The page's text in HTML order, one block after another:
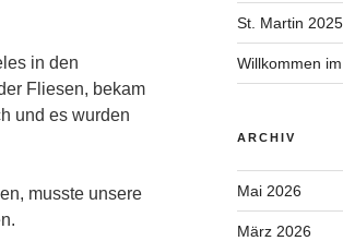
in den
Fliesen, bekam
und es wurden
musste unsere
St. Martin 2025
Willkommen
ARCHIV
Mai 2026
März 2026